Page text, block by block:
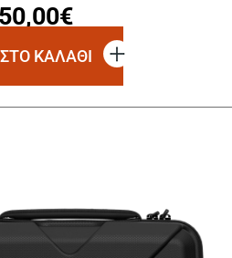
€Η
τρέχουσα
τιμή
είναι:
ΚΑΛΑΘΙ